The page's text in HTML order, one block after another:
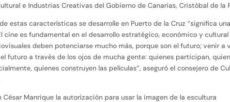
e Industrias Creativas del Gobierno de Canarias, Cristóbal de la
estas características se desarrolle en Puerto de la Cruz “significa una
es fundamental en el desarrollo estratégico, económico y
deben potenciarse mucho más, porque son el futuro; venir a
futuro a través de los ojos de mucha gente: quienes participan,
quienes construyen las películas”, aseguró el consejero de
Manrique la autorización para usar la imagen de la escultura